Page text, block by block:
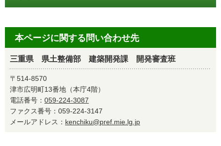
本ページに関する問い合わせ先
三重県 県土整備部 建築開発課 開発審査班
〒514-8570
津市広明町13番地（本庁4階）
電話番号： 059-224-3087
ファクス番号：059-224-3147
メールアドレス： kenchiku@pref.mie.lg.jp